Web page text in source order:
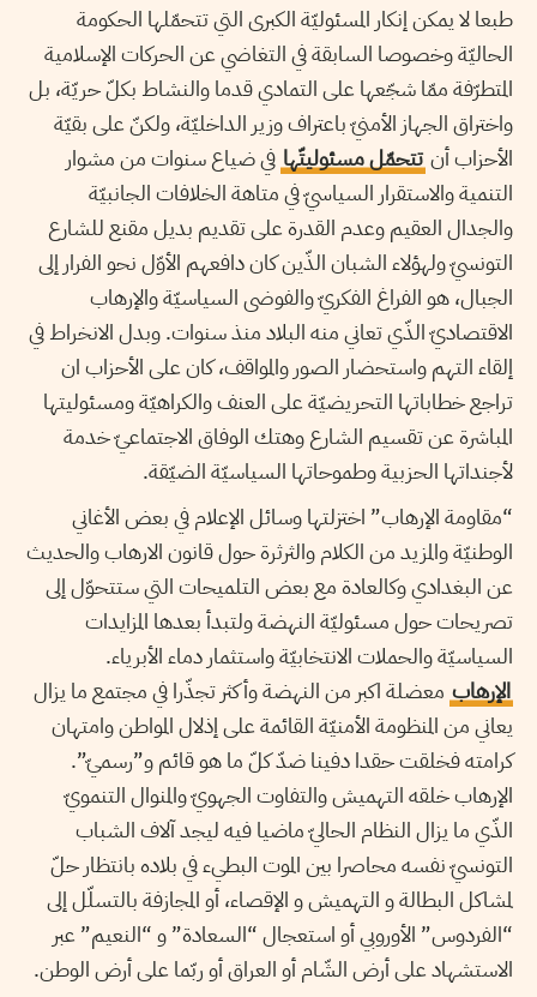
طبعا لا يمكن إنكار المسئوليّة الكبرى التي تتحمّلها الحكومة
الحاليّة وخصوصا السابقة في التغاضي عن الحركات الإسلامية
المتطرّفة ممّا شجّعها على التمادي قدما والنشاط بكلّ حريّة، بل
واختراق الجهاز الأمنيّ باعتراف وزير الداخليّة، ولكنّ على بقيّة
الأحزاب أن تتحمّل مسئوليتّها في ضياع سنوات من مشوار
التنمية والاستقرار السياسيّ في متاهة الخلافات الجانبيّة
والجدال العقيم وعدم القدرة على تقديم بديل مقنع للشارع
التونسيّ ولهؤلاء الشبان الذّين كان دافعهم الأوّل نحو الفرار إلى
الجبال، هو الفراغ الفكريّ والفوضى السياسيّة والإرهاب
الاقتصاديّ الذّي تعاني منه البلاد منذ سنوات. وبدل الانخراط في
إلقاء التهم واستحضار الصور والمواقف، كان على الأحزاب ان
تراجع خطاباتها التحريضيّة على العنف والكراهيّة ومسئوليتها
المباشرة عن تقسيم الشارع وهتك الوفاق الاجتماعيّ خدمة
لأجنداتها الحزبية وطموحاتها السياسيّة الضيّقة.
“مقاومة الإرهاب” اختزلتها وسائل الإعلام في بعض الأغاني
الوطنيّة والمزيد من الكلام والثرثرة حول قانون الارهاب والحديث
عن البغدادي وكالعادة مع بعض التلميحات التي ستتحوّل إلى
تصريحات حول مسئوليّة النهضة ولتبدأ بعدها المزايدات
السياسيّة والحملات الانتخابيّة واستثمار دماء الأبرياء.
الإرهاب معضلة اكبر من النهضة وأكثر تجذّرا في مجتمع ما يزال
يعاني من المنظومة الأمنيّة القائمة على إذلال المواطن وامتهان
كرامته فخلقت حقدا دفينا ضدّ كلّ ما هو قائم و”رسميّ”.
الإرهاب خلقه التهميش والتفاوت الجهويّ والمنوال التنمويّ
الذّي ما يزال النظام الحاليّ ماضيا فيه ليجد آلاف الشباب
التونسيّ نفسه محاصرا بين الموت البطيء في بلاده بانتظار حلّ
لمشاكل البطالة و التهميش و الإقصاء، أو المجازفة بالتسلّل إلى
“الفردوس” الأوروبي أو استعجال “السعادة” و “النعيم” عبر
الاستشهاد على أرض الشّام أو العراق أو ربّما على أرض الوطن.